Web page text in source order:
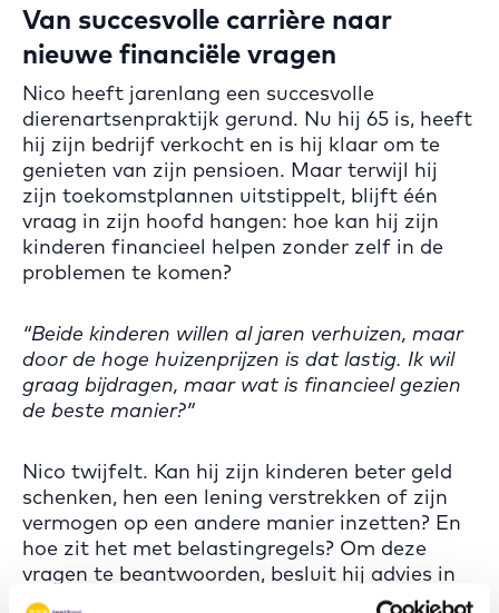
Van succesvolle carrière naar
nieuwe financiële vragen
Nico heeft jarenlang een succesvolle
dierenartsenpraktijk gerund. Nu hij 65 is, heeft
hij zijn bedrijf verkocht en is hij klaar om te
genieten van zijn pensioen. Maar terwijl hij
zijn toekomstplannen uitstippelt, blijft één
vraag in zijn hoofd hangen: hoe kan hij zijn
kinderen financieel helpen zonder zelf in de
problemen te komen?
“Beide kinderen willen al jaren verhuizen, maar
door de hoge huizenprijzen is dat lastig. Ik wil
graag bijdragen, maar wat is financieel gezien
de beste manier?”
Nico twijfelt. Kan hij zijn kinderen beter geld
schenken, hen een lening verstrekken of zijn
vermogen op een andere manier inzetten? En
hoe zit het met belastingregels? Om deze
vragen te beantwoorden, besluit hij advies in
te winnen.